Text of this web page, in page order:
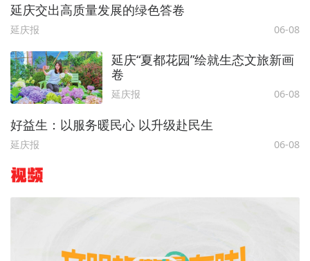
延庆交出高质量发展的绿色答卷
延庆报 06-08
延庆“夏都花园”绘就生态文旅新画
卷
延庆报 06-08
好益生：以服务暖民心 以升级赴民生
延庆报 06-08
视频